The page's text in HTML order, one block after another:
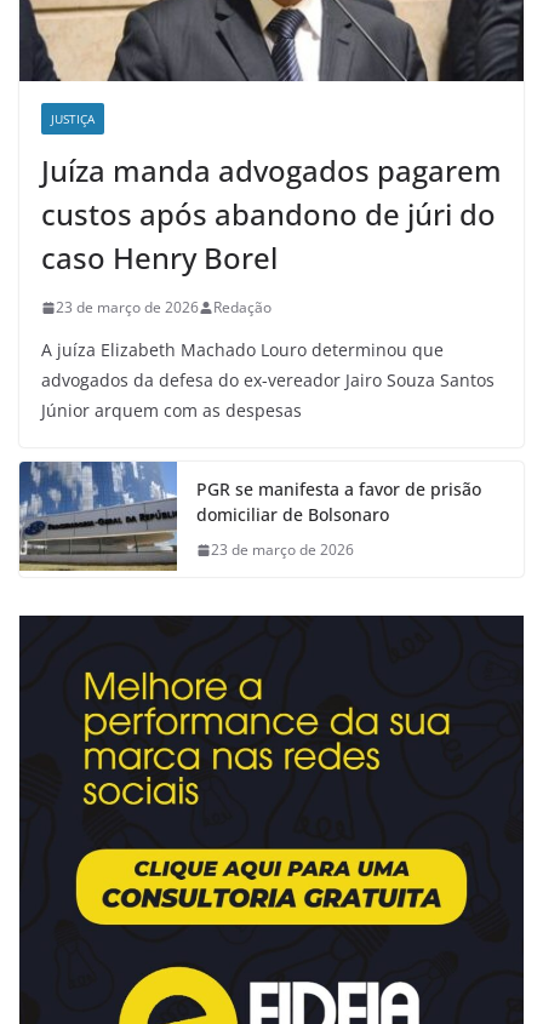
JUSTIÇA
Juíza manda advogados pagarem
custos após abandono de júri do
caso Henry Borel
23 de março de 2026 Redação
A juíza Elizabeth Machado Louro determinou que
advogados da defesa do ex-vereador Jairo Souza Santos
Júnior arquem com as despesas
PGR se manifesta a favor de prisão
domiciliar de Bolsonaro
23 de março de 2026